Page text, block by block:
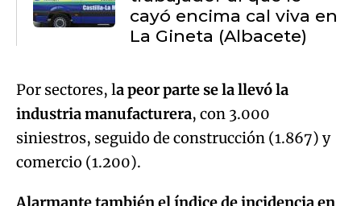
cayó encima cal viva en
La Gineta (Albacete)
Por sectores, la peor parte se la llevó la
industria manufacturera, con 3.000
siniestros, seguido de construcción (1.867) y
comercio (1.200).